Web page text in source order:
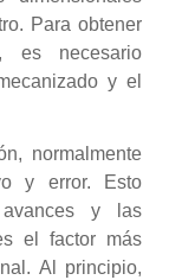
Para obtener
es necesario
y el
normalmente
y error. Esto
y las
el factor más
Al principio,